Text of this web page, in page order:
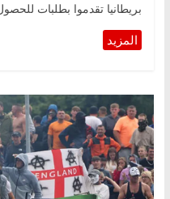
بريطانيا تقدموا بطلبات